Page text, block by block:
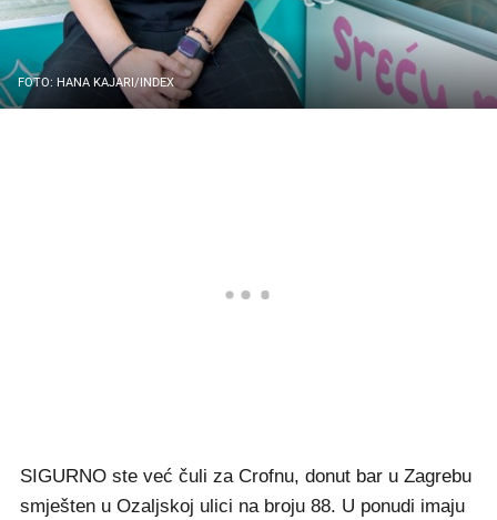
FOTO: HANA KAJARI/INDEX
SIGURNO ste već čuli za Crofnu, donut bar u Zagrebu
smješten u Ozaljskoj ulici na broju 88. U ponudi imaju